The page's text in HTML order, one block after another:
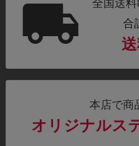
全国送
合
本店で商
オリジナルス